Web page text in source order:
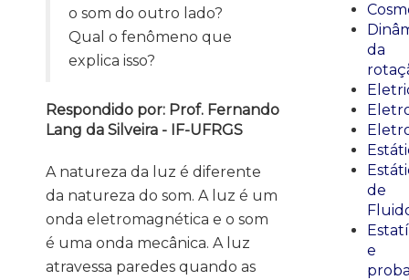
o som do outro lado?
Qual o fenômeno que
explica isso?
Respondido por: Prof. Fernando
Lang da Silveira - IF-UFRGS
A natureza da luz é diferente
da natureza do som. A luz é um
onda eletromagnética e o som
é uma onda mecânica. A luz
atravessa paredes quando as
da
de
e